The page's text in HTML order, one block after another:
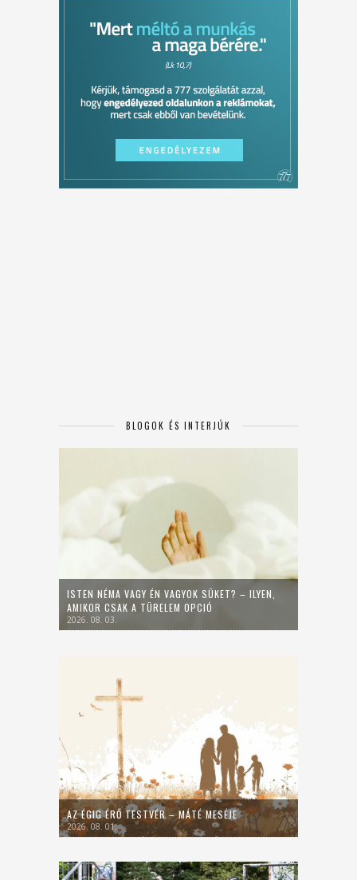
BLOGOK ÉS INTERJÚK
ISTEN NÉMA VAGY ÉN VAGYOK SÜKET? – ILYEN,
AMIKOR CSAK A TÜRELEM OPCIÓ
2026. 08. 03.
AZ ÉGIG ÉRŐ TESTVÉR – MÁTÉ MESÉJE
2026. 08. 01.